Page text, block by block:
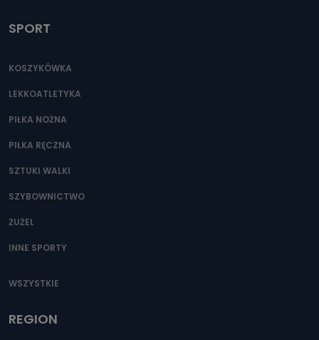
SPORT
KOSZYKÓWKA
LEKKOATLETYKA
PIŁKA NOŻNA
PIŁKA RĘCZNA
SZTUKI WALKI
SZYBOWNICTWO
ŻUŻEL
INNE SPORTY
WSZYSTKIE
REGION